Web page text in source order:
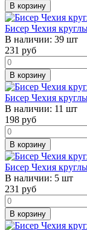
В корзину
Бисер Чехия
В наличии: 39 шт
231 руб
В корзину
Бисер Чехия
В наличии: 11 шт
198 руб
В корзину
Бисер Чехия
В наличии: 5 шт
231 руб
В корзину